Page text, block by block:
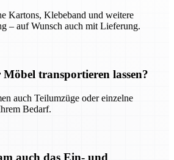
Kartons, Klebeband und weitere
– auf Wunsch auch mit Lieferung.
transportieren lassen?
auch Teilumzüge oder einzelne
Bedarf.
auch das Ein- und